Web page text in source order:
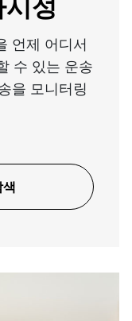
성
언제 어디서
수 있는 운송
을 모니터링